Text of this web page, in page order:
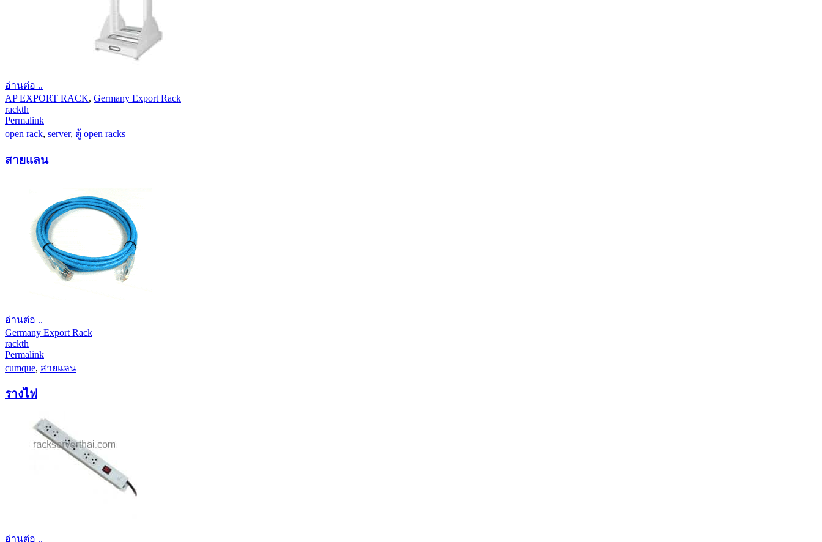
อ่านต่อ ..
AP EXPORT RACK, Germany Export Rack
rackth
Permalink
open rack, server, ตู้ open racks
สายแลน
อ่านต่อ ..
Germany Export Rack
rackth
Permalink
cumque, สายแลน
รางไฟ
อ่านต่อ ..